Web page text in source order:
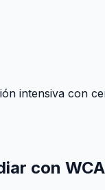
intensiva con
con